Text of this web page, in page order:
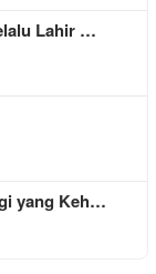
Lahir …
yang Keh…